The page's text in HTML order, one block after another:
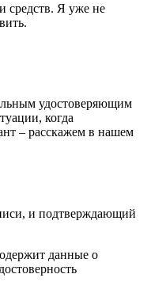
средств. Я уже не
удостоверяющим
когда
– расскажем в нашем
и подтверждающий
данные о